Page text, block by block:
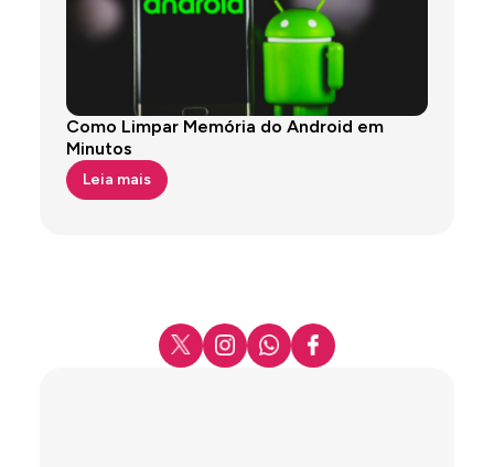
Como Limpar Memória do Android em
Minutos
Leia mais